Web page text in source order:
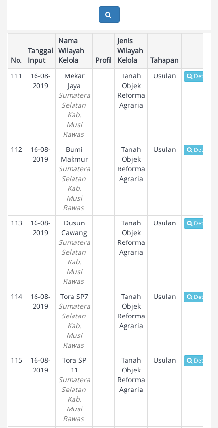
No.
Tanggal
Input
Nama
Wilayah
Kelola
Profil
Jenis
Wilayah
Kelola
Tahapan
111
16-08-
2019
Mekar
Jaya
Sumatera
Selatan
Kab.
Musi
Rawas
Tanah
Objek
Reforma
Agraria
Usulan Detail
112
16-08-
2019
Bumi
Makmur
Sumatera
Selatan
Kab.
Musi
Rawas
Tanah
Objek
Reforma
Agraria
Usulan Detail
113
16-08-
2019
Dusun
Cawang
Sumatera
Selatan
Kab.
Musi
Rawas
Tanah
Objek
Reforma
Agraria
Usulan Detail
114
16-08-
2019
Tora SP7
Sumatera
Selatan
Kab.
Musi
Rawas
Tanah
Objek
Reforma
Agraria
Usulan Detail
115
16-08-
2019
Tora SP
11
Sumatera
Selatan
Kab.
Musi
Rawas
Tanah
Objek
Reforma
Agraria
Usulan Detail